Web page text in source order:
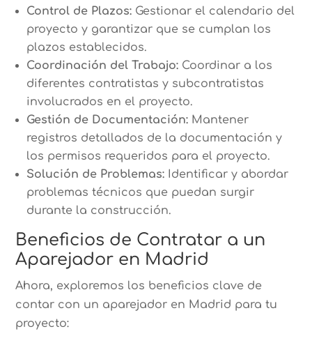
Control de Plazos: Gestionar el calendario del
proyecto y garantizar que se cumplan los
plazos establecidos.
Coordinación del Trabajo: Coordinar a los
diferentes contratistas y subcontratistas
involucrados en el proyecto.
Gestión de Documentación: Mantener
registros detallados de la documentación y
los permisos requeridos para el proyecto.
Solución de Problemas: Identificar y abordar
problemas técnicos que puedan surgir
durante la construcción.
Beneficios de Contratar a un
Aparejador en Madrid
Ahora, exploremos los beneficios clave de
contar con un aparejador en Madrid para tu
proyecto: